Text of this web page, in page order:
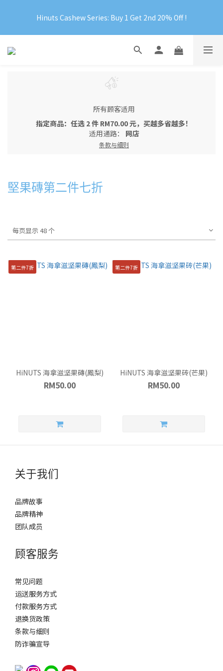
RM199
Hinuts Cashew Series: Buy 1 Get 2nd 20% Off !
Official Website Exclusive: Free Shipping on Orders Over
所有顾客适用
指定商品：任选 2 件 RM70.00 元，买越多省越多！
适用通路： 网店
条款与细则
堅果磚第二件七折
每页显示 48 个
第二件7折
HiNUTS 海拿滋坚果磚(鳳梨)
RM50.00
第二件7折
HiNUTS 海拿滋坚果砖(芒果)
RM50.00
关于我们
品牌故事
品牌精神
团队成员
顾客服务
常见问题
运送服务方式
付款服务方式
退换货政策
条款与细则
防诈骗宣导